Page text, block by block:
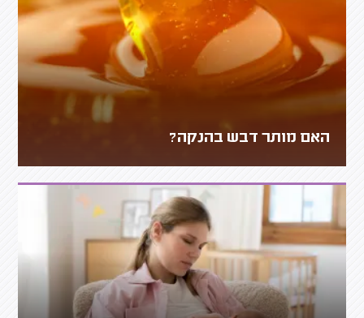
האם מותר דבש בהנקה?